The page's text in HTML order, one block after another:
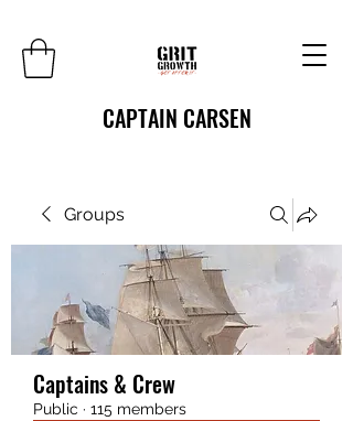
CAPTAIN CARSEN
Groups
Captains & Crew
Public · 115 members